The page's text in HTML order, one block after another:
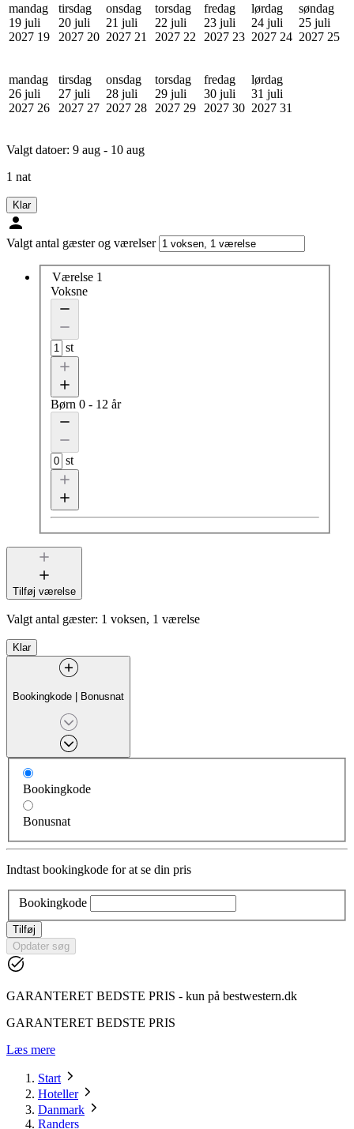
mandag
19 juli
2027 19
tirsdag
20 juli
2027 20
onsdag
21 juli
2027 21
torsdag
22 juli
2027 22
fredag
23 juli
2027 23
lørdag
24 juli
2027 24
søndag
25 juli
2027 25
mandag
26 juli
2027 26
tirsdag
27 juli
2027 27
onsdag
28 juli
2027 28
torsdag
29 juli
2027 29
fredag
30 juli
2027 30
lørdag
31 juli
2027 31
Valgt datoer: 9 aug - 10 aug
1 nat
Klar
Valgt antal gæster og værelser
Værelse 1
Voksne
st
Børn 0 - 12 år
st
Tilføj værelse
Valgt antal gæster: 1 voksen, 1 værelse
Klar
Bookingkode | Bonusnat
Bookingkode
Bonusnat
Indtast bookingkode for at se din pris
Bookingkode
Tilføj
Opdater søg
GARANTERET BEDSTE PRIS - kun på bestwestern.dk
GARANTERET BEDSTE PRIS
Læs mere
Start
Hoteller
Danmark
Randers